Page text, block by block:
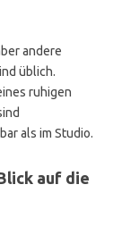
andere
üblich.
ruhigen
als im Studio.
auf die